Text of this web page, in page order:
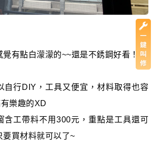
有點白濛濛的~~還是不銹鋼好看！
自行DIY，工具又便宜，材料取得也容
樂趣的XD
含工帶料不用300元，重點是工具還可
要買材料就可以了~